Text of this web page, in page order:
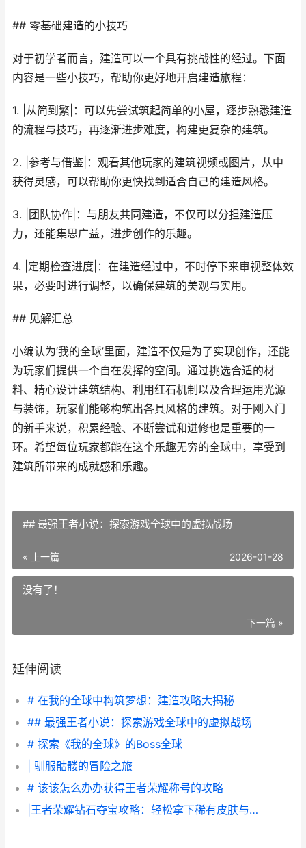
## 零基础建造的小技巧
对于初学者而言，建造可以一个具有挑战性的经过。下面
内容是一些小技巧，帮助你更好地开启建造旅程：
1. |从简到繁|：可以先尝试筑起简单的小屋，逐步熟悉建造
的流程与技巧，再逐渐进步难度，构建更复杂的建筑。
2. |参考与借鉴|：观看其他玩家的建筑视频或图片，从中
获得灵感，可以帮助你更快找到适合自己的建造风格。
3. |团队协作|：与朋友共同建造，不仅可以分担建造压
力，还能集思广益，进步创作的乐趣。
4. |定期检查进度|：在建造经过中，不时停下来审视整体效
果，必要时进行调整，以确保建筑的美观与实用。
## 见解汇总
小编认为‘我的全球’里面，建造不仅是为了实现创作，还能
为玩家们提供一个自在发挥的空间。通过挑选合适的材
料、精心设计建筑结构、利用红石机制以及合理运用光源
与装饰，玩家们能够构筑出各具风格的建筑。对于刚入门
的新手来说，积累经验、不断尝试和进修也是重要的一
环。希望每位玩家都能在这个乐趣无穷的全球中，享受到
建筑所带来的成就感和乐趣。
## 最强王者小说：探索游戏全球中的虚拟战场
« 上一篇 2026-01-28
没有了！
下一篇 »
延伸阅读
# 在我的全球中构筑梦想：建造攻略大揭秘
## 最强王者小说：探索游戏全球中的虚拟战场
# 探索《我的全球》的Boss全球
| 驯服骷髅的冒险之旅
# 该该怎么办办获得王者荣耀称号的攻略
|王者荣耀钻石夺宝攻略：轻松拿下稀有皮肤与奖励|